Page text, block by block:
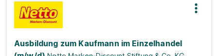
Ausbildung zum Kaufmann im Einzelhandel